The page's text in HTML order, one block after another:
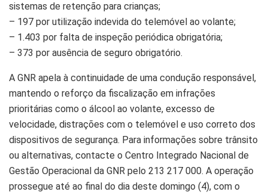
sistemas de retenção para crianças;
– 197 por utilização indevida do telemóvel ao volante;
– 1.403 por falta de inspeção periódica obrigatória;
– 373 por ausência de seguro obrigatório.
A GNR apela à continuidade de uma condução responsável,
mantendo o reforço da fiscalização em infrações
prioritárias como o álcool ao volante, excesso de
velocidade, distrações com o telemóvel e uso correto dos
dispositivos de segurança. Para informações sobre trânsito
ou alternativas, contacte o Centro Integrado Nacional de
Gestão Operacional da GNR pelo 213 217 000. A operação
prossegue até ao final do dia deste domingo (4), com o